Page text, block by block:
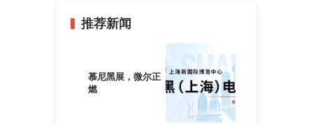
推荐新闻
慕尼黑展，微尔正
燃